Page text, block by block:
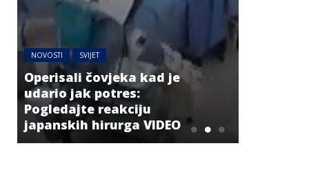
NOVOSTI SVIJET
Operisali čovjeka kad je
udario jak potres:
Pogledajte reakciju
japanskih hirurga VIDEO